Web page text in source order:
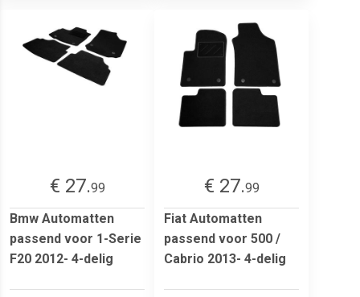
€ 27.99
Bmw Automatten
passend voor 1-Serie
F20 2012- 4-delig
€ 27.99
Fiat Automatten
passend voor 500 /
Cabrio 2013- 4-delig